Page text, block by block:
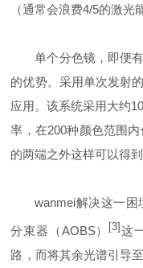
（通常会浪费4/5的激光
单个分色镜，即便
的优势。采用单次发射
应用。该系统采用大约
率，在200种颜色范围
的两端之外这样可以得
wanmei解决这一
分束器（AOBS） [3] 这
路，而将其余光谱引导